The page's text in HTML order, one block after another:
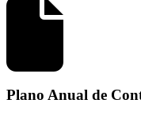
Plano Anual de